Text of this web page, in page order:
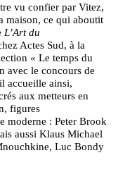
vu confier par Vitez,
maison, ce qui aboutit
L’Art du
Actes Sud, à la
« Le temps du
avec le concours de
accueille ainsi,
aux metteurs en
figures
moderne : Peter Brook
aussi Klaus Michael
Luc Bondy